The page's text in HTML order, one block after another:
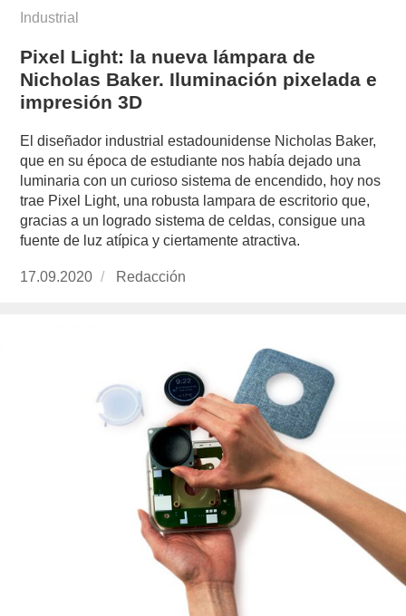
Industrial
Pixel Light: la nueva lámpara de
Nicholas Baker. Iluminación pixelada e
impresión 3D
El diseñador industrial estadounidense Nicholas Baker,
que en su época de estudiante nos había dejado una
luminaria con un curioso sistema de encendido, hoy nos
trae Pixel Light, una robusta lampara de escritorio que,
gracias a un logrado sistema de celdas, consigue una
fuente de luz atípica y ciertamente atractiva.
Publicado
17.09.2020 https://www.experimenta.es/author/redaccion/
Redacción